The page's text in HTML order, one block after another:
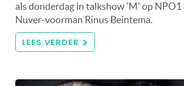
als donderdag in talkshow 'M' op NPO1
Nuver-voorman Rinus Beintema.
LEES VERDER